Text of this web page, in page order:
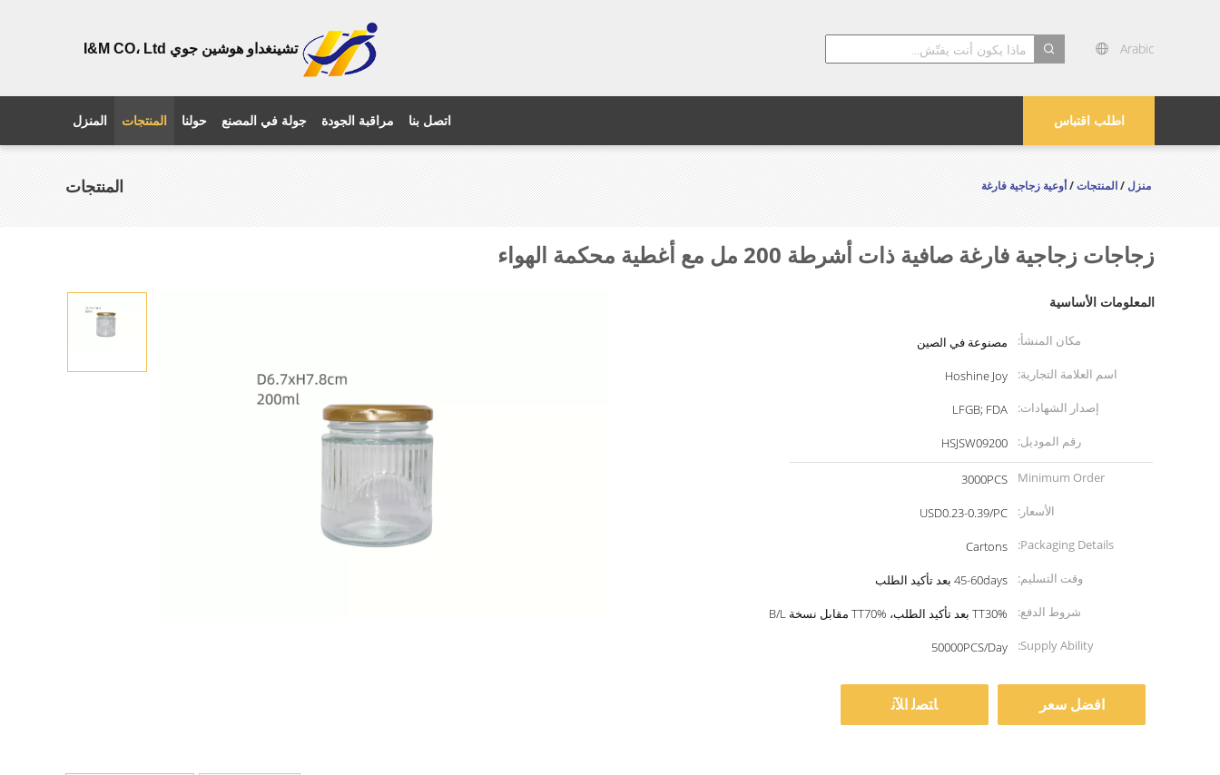
تشينغداو هوشين جوي I&M CO، Ltd Arabic
اطلب اقتباس المنزل المنتجات حولنا جولة في المصنع مراقبة الجودة اتصل بنا
المنتجات منزل/المنتجات/أوعية زجاجية فارغة
زجاجات زجاجية فارغة صافية ذات أشرطة 200 مل مع أغطية محكمة الهواء
المعلومات الأساسية
مكان المنشأ:
مصنوعة في الصين
اسم العلامة التجارية:
Hoshine Joy
إصدار الشهادات:
LFGB; FDA
رقم الموديل:
HSJSW09200
Minimum Order
Quantity:
3000PCS
الأسعار:
USD0.23-0.39/PC
Packaging Details:
Cartons
وقت التسليم:
45-60days بعد تأكيد الطلب
شروط الدفع:
TT30% بعد تأكيد الطلب، TT70% مقابل نسخة B/L
Supply Ability:
50000PCS/Day
افضل سعر ﺎﺘﺼﻟ ﺍﻶﻧ